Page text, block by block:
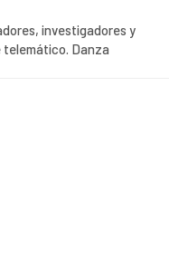
investigadores y
telemático. Danza